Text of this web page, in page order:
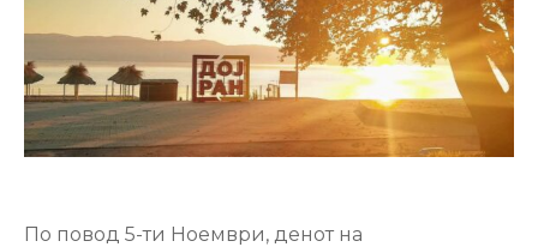
Документи
Услуги
Финансии
Настани
По повод 5-ти Ноември, денот на